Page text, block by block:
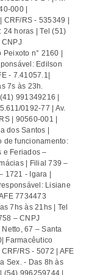
000 |
RS - 535349 |
24 horas | Tel (51)
n° 2160 |
Edilson
- 7.41057.1|
7s às 23h.
991349216 |
0192-77 | Av.
| 90560-001 |
dos Santos |
de funcionamento:
e Feriados –
| Filial 739 –
1721 - Igara |
Lisiane
7734473
7hs às 21hs | Tel
– CNPJ
67 – Santa
Farmacêutico
RS - 5072 | AFE
Sex. - Das 8h às
996259744 |